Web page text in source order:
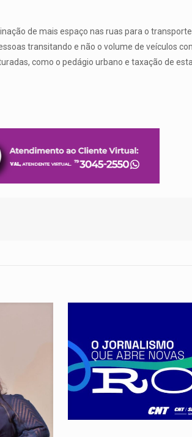
de mais espaço nas ruas para o
transitando e não o volume de veículos
como o pedágio urbano e taxação de